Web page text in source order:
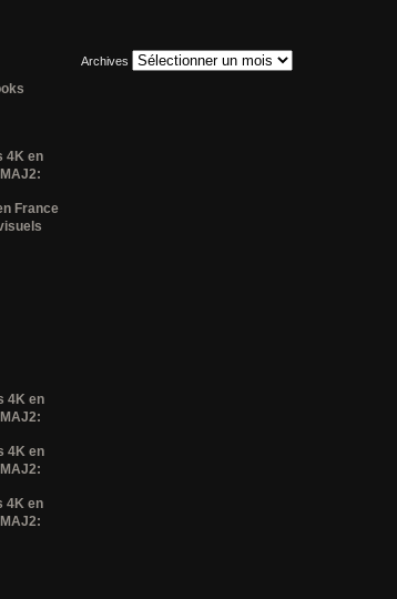
4K en
France
4K en
4K en
4K en
Archives